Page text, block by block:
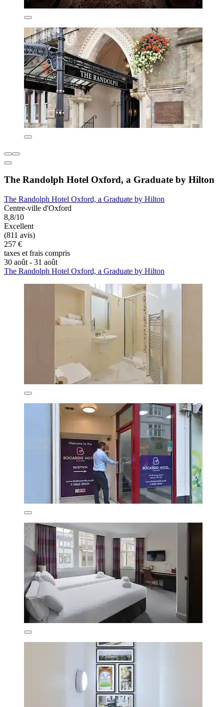
The Randolph Hotel Oxford, a Graduate by Hilton
The Randolph Hotel Oxford, a Graduate by Hilton
Centre-ville d'Oxford
8,8/10
Excellent
(811 avis)
257 €
taxes et frais compris
30 août - 31 août
The Randolph Hotel Oxford, a Graduate by Hilton